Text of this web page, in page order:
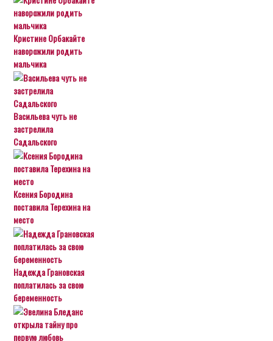
Кристине Орбакайте
наворожили родить
мальчика
Васильева чуть не
застрелила
Садальского
Ксения Бородина
поставила Терехина на
место
Надежда Грановская
поплатилась за свою
беременность